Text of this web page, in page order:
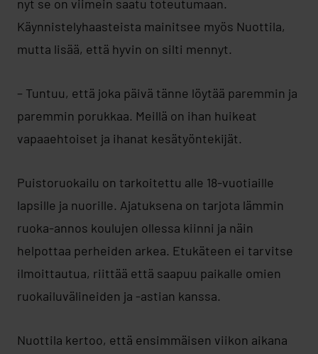
nyt se on viimein saatu toteutumaan.
Käynnistelyhaasteista mainitsee myös Nuottila,
mutta lisää, että hyvin on silti mennyt.
– Tuntuu, että joka päivä tänne löytää paremmin ja
paremmin porukkaa. Meillä on ihan huikeat
vapaaehtoiset ja ihanat kesätyöntekijät.
Puistoruokailu on tarkoitettu alle 18-vuotiaille
lapsille ja nuorille. Ajatuksena on tarjota lämmin
ruoka-annos koulujen ollessa kiinni ja näin
helpottaa perheiden arkea. Etukäteen ei tarvitse
ilmoittautua, riittää että saapuu paikalle omien
ruokailuvälineiden ja -astian kanssa.
Nuottila kertoo, että ensimmäisen viikon aikana